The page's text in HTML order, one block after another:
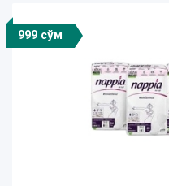
999 сўм